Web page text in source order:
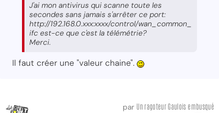
J'ai mon antivirus qui scanne toute les
secondes sans jamais s'arrêter ce port:
http://192.168.0.xxx:xxxx/control/wan_common_
ifc est-ce que c'est la télémétrie?
Merci.
Il faut créer une "valeur chaine".
par Un ragoteur Gaulois embusqué